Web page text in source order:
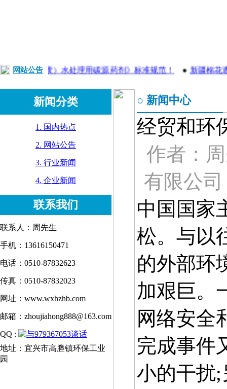
网站公告
《污（废）水处理用碳源药剂》标准规范！●新疆棉花遭HM
新闻分类
1. 国内热点
2. 网站公告
3. 行业新闻
4. 企业新闻
联系我们
联系人：周先生
手机：13616150471
电话：0510-87832623
传真：0510-87832023
网址：www.wxhzhb.com
邮箱：zhoujiahong888@163.com
QQ :
地址：宜兴市高塍镇环保工业
园
○ 新闻中心
经贸和环
作者：
有限公
中国国家
松。与以
的外部环
加艰巨。
网络安全
完成事件
小的干扰